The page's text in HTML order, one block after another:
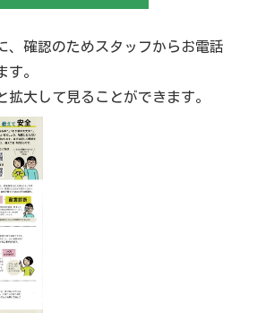
、確認のためスタッフからお電話
す。
大して見ることができます。